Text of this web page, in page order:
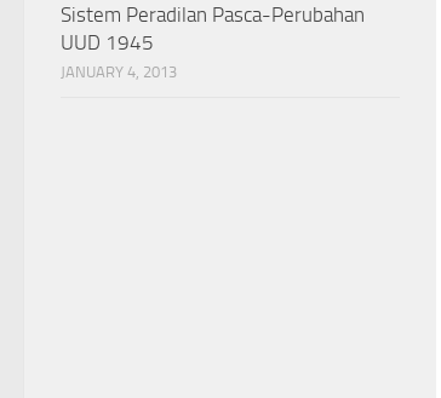
Sistem Peradilan Pasca-Perubahan
UUD 1945
JANUARY 4, 2013